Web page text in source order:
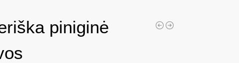
piniginė